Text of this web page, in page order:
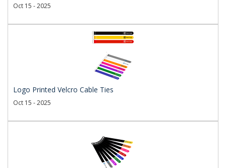
Oct 15 - 2025
Logo Printed Velcro Cable Ties
Oct 15 - 2025